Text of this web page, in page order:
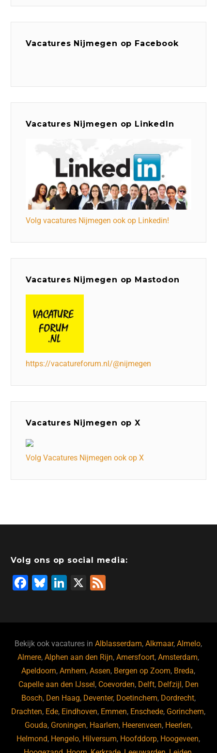
Vacatures Nijmegen op Facebook
Vacatures Nijmegen op LinkedIn
Volg vacatures Nijmegen ook op Linkedin!
Vacatures Nijmegen op Mastodon
https://vacatureforum.nl/@nijmegen
Vacatures Nijmegen op X
Volg Vacatures Nijmegen ook op X
Volg ons op social media:
F
b
o
o
k
Bl
ky
Li
dI
n
X
Bekijk ook vacatures inAlblasserdam,Alkmaar,Almelo,
Almere,Alphen aan den Rijn,Amersfoort,Amsterdam,
Apeldoorn,Arnhem,Assen, Bergen op Zoom, Breda,
Capelle aan den IJssel, Coevorden, Delft, Delfzijl, Den
Bosch, Den Haag, Deventer, Doetinchem, Dordrecht,
Drachten, Ede, Eindhoven, Emmen, Enschede, Gorinchem,
Gouda, Groningen, Haarlem, Heerenveen, Heerlen,
Helmond, Hengelo, Hilversum, Hoofddorp, Hoogeveen,